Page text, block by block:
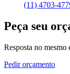
(11) 4703-
Peça seu
Resposta no
Pedir orçamento